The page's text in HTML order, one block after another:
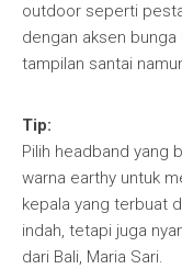
outdoor seperti
dengan aksen
tampilan santai
Tip:
Pilih headband yang
warna earthy untuk
kepala yang terbuat
indah, tetapi juga
dari Bali, Maria Sari.